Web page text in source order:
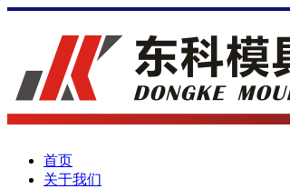
首页
关于我们